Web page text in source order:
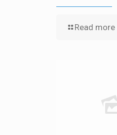
Read more